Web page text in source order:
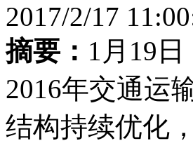
2017/2/17
摘要： 1月19
2016年交通运
结构持续优化